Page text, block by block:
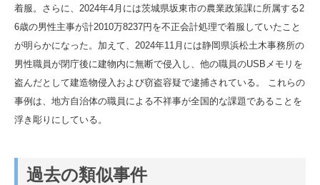
着服。さらに、2024年4月には茨城県坂東市の農業政策課に所属する2
6歳の男性主事が計2010万8237円を不正会計処理で着服していたこと
が明らかになった。加えて、2024年11月には静岡県浜松土木事務所の
男性職員が閉庁後に建物内に無断で侵入し、他の職員のUSBメモリを
盗んだとして建造物侵入および窃盗容疑で逮捕されている。 これらの
事例は、地方自治体の職員による不祥事が全国的な課題であることを
浮き彫りにしている。
過去の類似事件